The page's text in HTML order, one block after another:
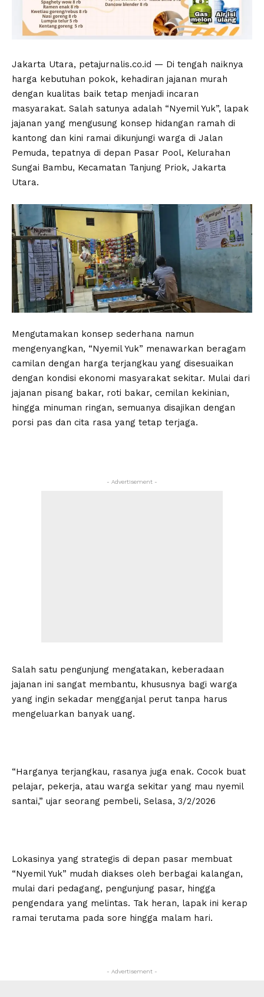
Jakarta Utara, petajurnalis.co.id — Di tengah naiknya
harga kebutuhan pokok, kehadiran jajanan murah
dengan kualitas baik tetap menjadi incaran
masyarakat. Salah satunya adalah “Nyemil Yuk”, lapak
jajanan yang mengusung konsep hidangan ramah di
kantong dan kini ramai dikunjungi warga di Jalan
Pemuda, tepatnya di depan Pasar Pool, Kelurahan
Sungai Bambu, Kecamatan Tanjung Priok, Jakarta
Utara.
Mengutamakan konsep sederhana namun
mengenyangkan, “Nyemil Yuk” menawarkan beragam
camilan dengan harga terjangkau yang disesuaikan
dengan kondisi ekonomi masyarakat sekitar. Mulai dari
jajanan pisang bakar, roti bakar, cemilan kekinian,
hingga minuman ringan, semuanya disajikan dengan
porsi pas dan cita rasa yang tetap terjaga.
- Advertisement -
Salah satu pengunjung mengatakan, keberadaan
jajanan ini sangat membantu, khususnya bagi warga
yang ingin sekadar mengganjal perut tanpa harus
mengeluarkan banyak uang.
“Harganya terjangkau, rasanya juga enak. Cocok buat
pelajar, pekerja, atau warga sekitar yang mau nyemil
santai,” ujar seorang pembeli, Selasa, 3/2/2026
Lokasinya yang strategis di depan pasar membuat
“Nyemil Yuk” mudah diakses oleh berbagai kalangan,
mulai dari pedagang, pengunjung pasar, hingga
pengendara yang melintas. Tak heran, lapak ini kerap
ramai terutama pada sore hingga malam hari.
- Advertisement -